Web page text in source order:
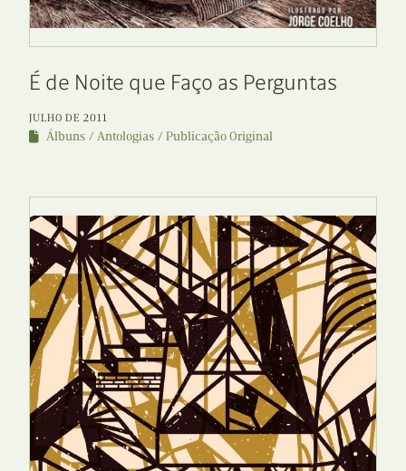
É de Noite que Faço as Perguntas
JULHO DE 2011
Álbuns Antologias Publicação Original